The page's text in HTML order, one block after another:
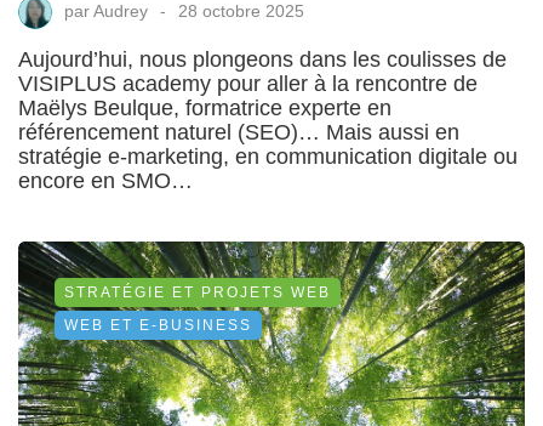
parAudrey 28 octobre 2025
Aujourd’hui, nous plongeons dans les coulisses de
VISIPLUS academy pour aller à la rencontre de
Maëlys Beulque, formatrice experte en
référencement naturel (SEO)… Mais aussi en
stratégie e-marketing, en communication digitale ou
encore en SMO…
STRATÉGIE ET PROJETS WEB
WEB ET E-BUSINESS